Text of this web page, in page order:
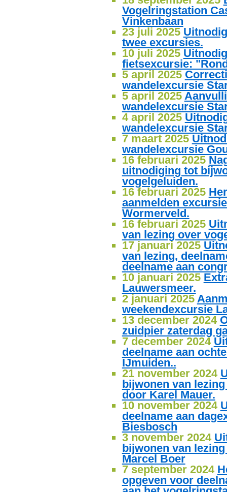
Vogelringstation
Vinkenbaan
23 juli 2025
twee excursies.
10 juli 2025
fietsexcursie:
5 april 2025
wandelexcursie
5 april 2025
wandelexcursie
4 april 2025
wandelexcursie
7 maart 2025
wandelexcursie
16 februari 2025
uitnodiging tot
vogelgeluiden.
16 februari 2025
aanmelden
Wormerveld.
16 februari 2025
van lezing over
17 januari 2025
van lezing,
deelname aan
10 januari 2025
Lauwersmeer.
2 januari 2025
weekendexcursie
13 december 2024
zuidpier zaterdag
7 december 2024
deelname aan
IJmuiden..
21 november 2024
bijwonen van
door Karel Mauer.
10 november 2024
deelname aan
Biesbosch
3 november 2024
bijwonen van
Marcel Boer
7 september 2024
opgeven voor